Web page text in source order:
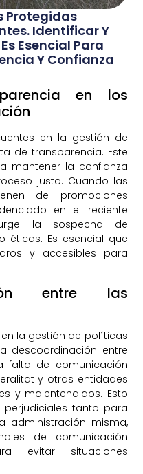
Protegidas
Identificar Y
Esencial Para
Y Confianza
en los
en la gestión de
de transparencia. Este
mantener la confianza
justo. Cuando las
de promociones
en el reciente
la sospecha de
éticas. Es esencial que
y accesibles para
entre las
la gestión de políticas
descoordinación entre
falta de comunicación
y otras entidades
y malentendidos. Esto
tanto para
administración misma,
de comunicación
evitar situaciones